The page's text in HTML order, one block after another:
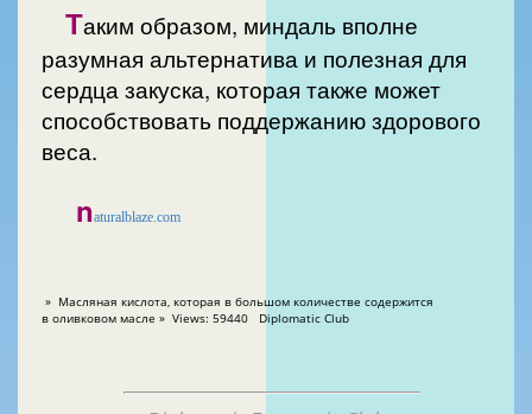
Таким образом, миндаль вполне
разумная альтернатива и полезная для
сердца закуска, которая также может
способствовать поддержанию здорового
веса.
naturalblaze.com
» Масляная кислота, которая в большом количестве содержится
в оливковом масле » Views: 59440 Diplomatic Club